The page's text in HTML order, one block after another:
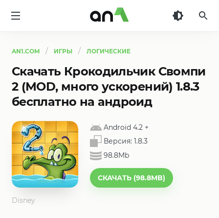
AN1.COM ИГРЫ ЛОГИЧЕСКИЕ
Скачать Крокодильчик Свомпи
2 (MOD, много ускорений) 1.8.3
бесплатно на андроид
Android 4.2 +
Версия: 1.8.3
98.8Mb
СКАЧАТЬ (98.8MB)
Disney